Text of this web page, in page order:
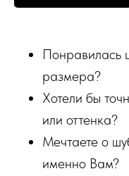
Понравилась
размера?
Хотели бы
или оттенка?
Мечтаете о
именно Вам?